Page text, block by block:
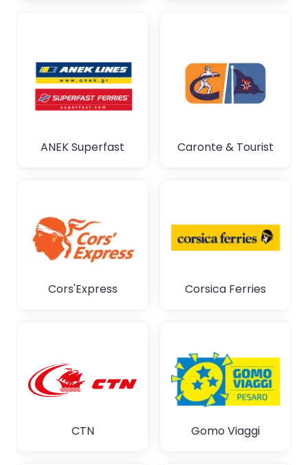
ANEK Superfast Caronte & Tourist
Cors'Express Corsica Ferries
CTN Gomo Viaggi